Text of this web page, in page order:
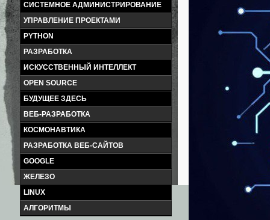
СИСТЕМНОЕ АДМИНИСТРИРОВАНИЕ
УПРАВЛЕНИЕ ПРОЕКТАМИ
PYTHON
РАЗРАБОТКА
ИСКУССТВЕННЫЙ ИНТЕЛЛЕКТ
OPEN SOURCE
БУДУЩЕЕ ЗДЕСЬ
ВЕБ-РАЗРАБОТКА
КОСМОНАВТИКА
РАЗРАБОТКА ВЕБ-САЙТОВ
GOOGLE
ЖЕЛЕЗО
LINUX
АЛГОРИТМЫ